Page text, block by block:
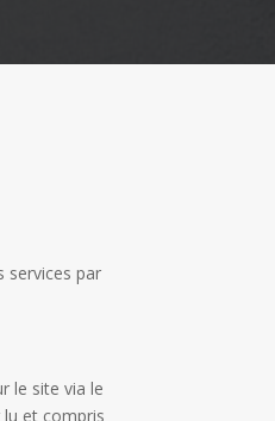
services par
le site via le
lu et compris